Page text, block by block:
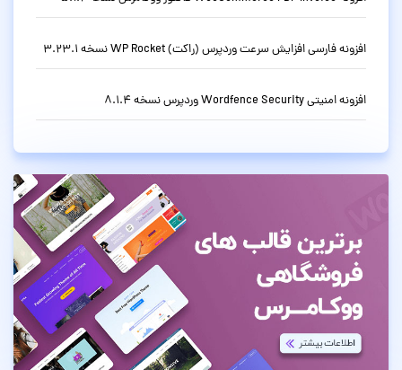
افزونه فارسی افزایش سرعت وردپرس (راکت) WP Rocket نسخه 3.23.1
افزونه امنیتی Wordfence Security وردپرس نسخه 8.1.4